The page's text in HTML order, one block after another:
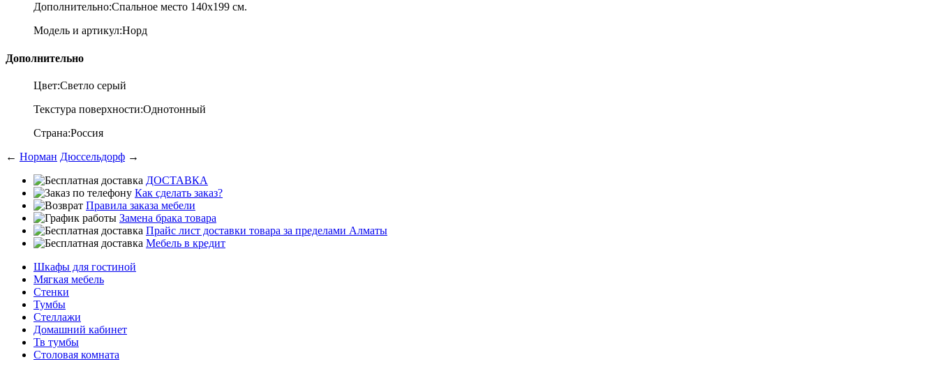
Дополнительно:Спальное место 140х199 см.
Модель и артикул:Норд
Дополнительно
Цвет:Светло серый
Текстура поверхности:Однотонный
Страна:Россия
← Норман Дюссельдорф →
ДОСТАВКА
Как сделать заказ?
Правила заказа мебели
Замена брака товара
Прайс лист доставки товара за пределами Алматы
Мебель в кредит
Шкафы для гостиной
Мягкая мебель
Стенки
Тумбы
Стеллажи
Домашний кабинет
Тв тумбы
Столовая комната